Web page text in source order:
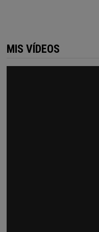
MIS VÍDEOS